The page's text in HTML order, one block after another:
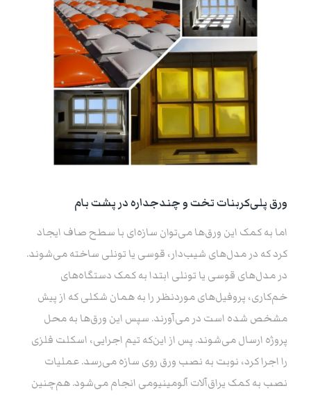
ورق پلی‌کربنات تخت و چندجدارهدر پشت بام
اما به کمک این ورق‌ها می‌توان سازه‌ای با سطح صاف ایجاد
کرد که در مدل‌های شیب‌دار، قوسی یا تونلی ساخته می‌شوند.
در مدل‌های قوسی یا تونلی ابتدا به کمک دستگاه‌های
خم‌کاری، پروفیل‌های موردنظر را به همان شکلی که از پیش
مشخص شده است در می‌آورند. سپس این ورق‌ها به محل
پروژه ارسال می‌شوند. پس از این‌که تیم اجرایی، اسکلت فلزی
را اجرا کرد، نوبت به نصب ورق روی سازه می‌رسد. عملیات
نصب به کمک یراق‌آلات آلومینیومی انجام می‌شود. هم‌چنین